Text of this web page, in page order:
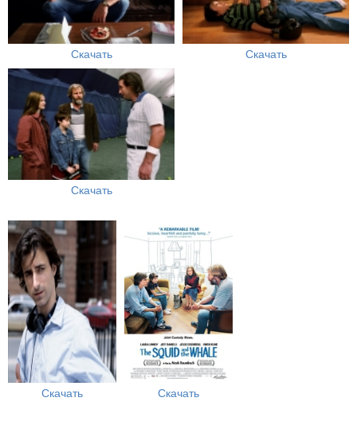
Скачать Скачать
Скачать
Скачать Скачать